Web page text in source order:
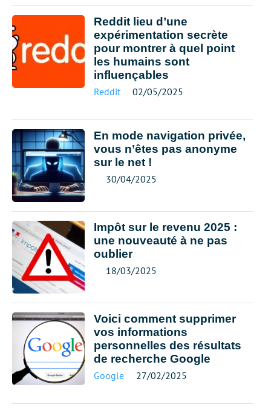
Reddit lieu d’une
expérimentation secrète
pour montrer à quel point
les humains sont
influençables
Reddit 02/05/2025
En mode navigation privée,
vous n’êtes pas anonyme
sur le net !
30/04/2025
Impôt sur le revenu 2025 :
une nouveauté à ne pas
oublier
18/03/2025
Voici comment supprimer
vos informations
personnelles des résultats
de recherche Google
Google 27/02/2025